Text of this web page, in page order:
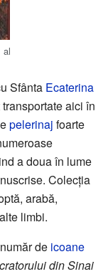
al
Sfânta Ecaterina
aici în
pelerinaj foarte
a doua în lume
Colecția
arabă,
limbi.
de icoane
din Sinai